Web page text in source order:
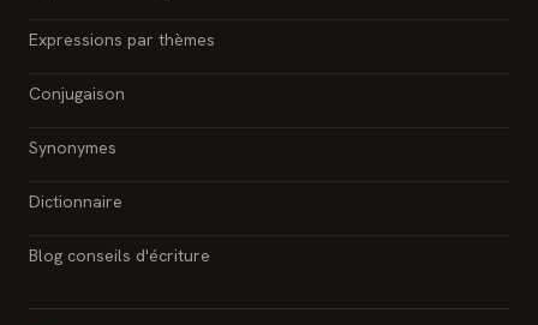
Expressions par thèmes
Conjugaison
Synonymes
Dictionnaire
Blog conseils d'écriture